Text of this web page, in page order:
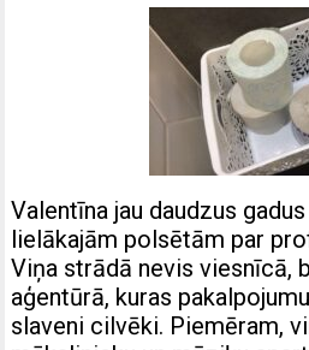
Valentīna jau daudzus
lielākajām polsētām par
Viņa strādā nevis viesnīcā,
aģentūrā, kuras
slaveni cilvēki. Piemēram,